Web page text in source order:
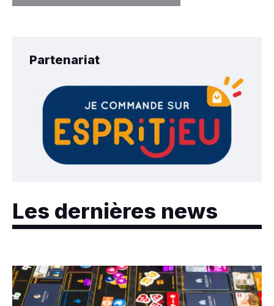
Partenariat
Les dernières news